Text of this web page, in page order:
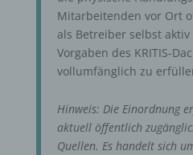
Mitarbeitenden vor Ort
als Betreiber selbst
Vorgaben des KRITIS-
vollumfänglich zu
Hinweis: Die Einordnung
aktuell öffentlich
Quellen. Es handelt sich